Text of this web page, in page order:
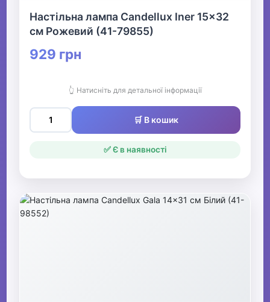
Настільна лампа Candellux Iner 15x32
см Рожевий (41-79855)
929 грн
👆 Натисніть для детальної інформації
🛒 В кошик
✅ Є в наявності